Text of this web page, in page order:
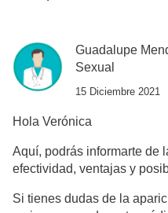
Guadalupe
Sexual
15 Diciembre 2021
Hola Verónica
Aquí, podrás informarte de
efectividad, ventajas y
Si tienes dudas de la